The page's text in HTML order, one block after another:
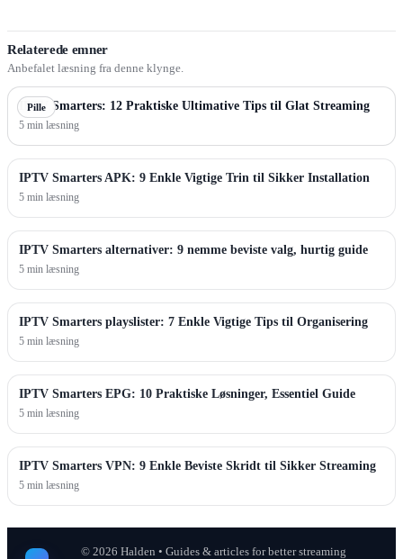
Relaterede emner
Anbefalet læsning fra denne klynge.
Pille
IPTV Smarters: 12 Praktiske Ultimative Tips til Glat Streaming
5 min læsning
IPTV Smarters APK: 9 Enkle Vigtige Trin til Sikker Installation
5 min læsning
IPTV Smarters alternativer: 9 nemme beviste valg, hurtig guide
5 min læsning
IPTV Smarters playslister: 7 Enkle Vigtige Tips til Organisering
5 min læsning
IPTV Smarters EPG: 10 Praktiske Løsninger, Essentiel Guide
5 min læsning
IPTV Smarters VPN: 9 Enkle Beviste Skridt til Sikker Streaming
5 min læsning
© 2026 Halden • Guides & articles for better streaming